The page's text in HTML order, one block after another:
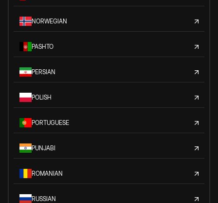
NORWEGIAN
PASHTO
PERSIAN
POLISH
PORTUGUESE
PUNJABI
ROMANIAN
RUSSIAN